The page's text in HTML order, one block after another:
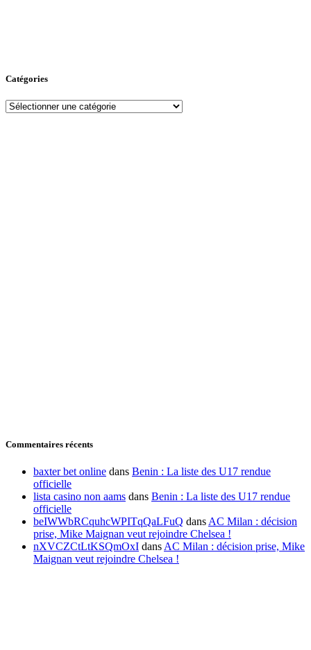
Catégories
Commentaires récents
baxter bet online dans Benin : La liste des U17 rendue
officielle
lista casino non aams dans Benin : La liste des U17 rendue
officielle
beIWWbRCquhcWPITqQaLFuQ dans AC Milan : décision
prise, Mike Maignan veut rejoindre Chelsea !
nXVCZCtLtKSQmOxI dans AC Milan : décision prise, Mike
Maignan veut rejoindre Chelsea !